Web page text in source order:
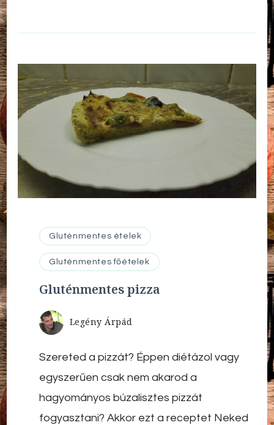
Gluténmentes ételek
Gluténmentes főételek
Gluténmentes pizza
Legény Árpád
Szereted a pizzát? Éppen diétázol vagy
egyszerűen csak nem akarod a
hagyományos búzalisztes pizzát
fogyasztani? Akkor ezt a receptet Neked